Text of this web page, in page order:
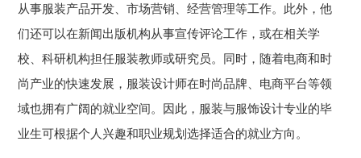
从事服装产品开发、市场营销、经营管理等工作。此外，他
们还可以在新闻出版机构从事宣传评论工作，或在相关学
校、科研机构担任服装教师或研究员。同时，随着电商和时
尚产业的快速发展，服装设计师在时尚品牌、电商平台等领
域也拥有广阔的就业空间。因此，服装与服饰设计专业的毕
业生可根据个人兴趣和职业规划选择适合的就业方向。